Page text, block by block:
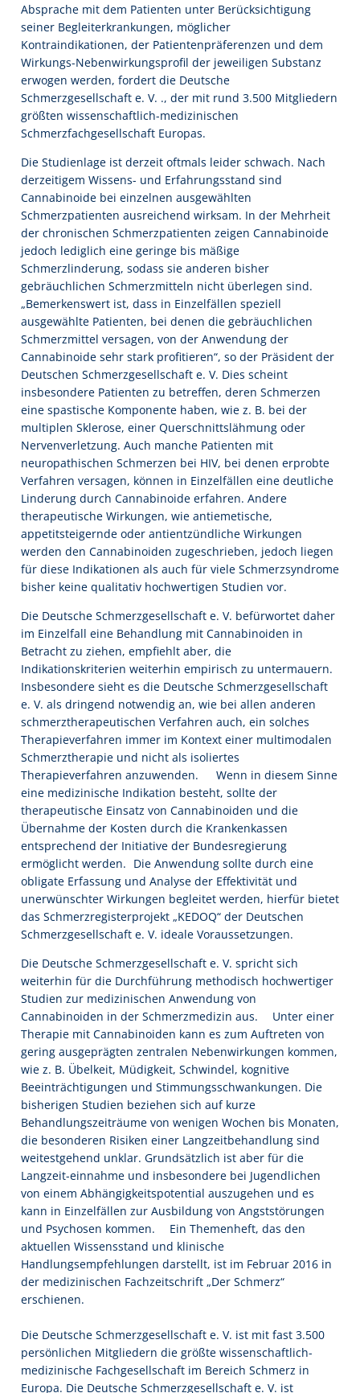
Absprache mit dem Patienten unter Berücksichtigung
seiner Begleiterkrankungen, möglicher
Kontraindikationen, der Patientenpräferenzen und dem
Wirkungs-Nebenwirkungsprofil der jeweiligen Substanz
erwogen werden, fordert die Deutsche
Schmerzgesellschaft e. V. ., der mit rund 3.500 Mitgliedern
größten wissenschaftlich-medizinischen
Schmerzfachgesellschaft Europas.
Die Studienlage ist derzeit oftmals leider schwach. Nach
derzeitigem Wissens- und Erfahrungsstand sind
Cannabinoide bei einzelnen ausgewählten
Schmerzpatienten ausreichend wirksam. In der Mehrheit
der chronischen Schmerzpatienten zeigen Cannabinoide
jedoch lediglich eine geringe bis mäßige
Schmerzlinderung, sodass sie anderen bisher
gebräuchlichen Schmerzmitteln nicht überlegen sind.
„Bemerkenswert ist, dass in Einzelfällen speziell
ausgewählte Patienten, bei denen die gebräuchlichen
Schmerzmittel versagen, von der Anwendung der
Cannabinoide sehr stark profitieren“, so der Präsident der
Deutschen Schmerzgesellschaft e. V. Dies scheint
insbesondere Patienten zu betreffen, deren Schmerzen
eine spastische Komponente haben, wie z. B. bei der
multiplen Sklerose, einer Querschnittslähmung oder
Nervenverletzung. Auch manche Patienten mit
neuropathischen Schmerzen bei HIV, bei denen erprobte
Verfahren versagen, können in Einzelfällen eine deutliche
Linderung durch Cannabinoide erfahren. Andere
therapeutische Wirkungen, wie antiemetische,
appetitsteigernde oder antientzündliche Wirkungen
werden den Cannabinoiden zugeschrieben, jedoch liegen
für diese Indikationen als auch für viele Schmerzsyndrome
bisher keine qualitativ hochwertigen Studien vor.
Die Deutsche Schmerzgesellschaft e. V. befürwortet daher
im Einzelfall eine Behandlung mit Cannabinoiden in
Betracht zu ziehen, empfiehlt aber, die
Indikationskriterien weiterhin empirisch zu untermauern.
Insbesondere sieht es die Deutsche Schmerzgesellschaft
e. V. als dringend notwendig an, wie bei allen anderen
schmerztherapeutischen Verfahren auch, ein solches
Therapieverfahren immer im Kontext einer multimodalen
Schmerztherapie und nicht als isoliertes
Therapieverfahren anzuwenden. Wenn in diesem Sinne
eine medizinische Indikation besteht, sollte der
therapeutische Einsatz von Cannabinoiden und die
Übernahme der Kosten durch die Krankenkassen
entsprechend der Initiative der Bundesregierung
ermöglicht werden. Die Anwendung sollte durch eine
obligate Erfassung und Analyse der Effektivität und
unerwünschter Wirkungen begleitet werden, hierfür bietet
das Schmerzregisterprojekt „KEDOQ“ der Deutschen
Schmerzgesellschaft e. V. ideale Voraussetzungen.
Die Deutsche Schmerzgesellschaft e. V. spricht sich
weiterhin für die Durchführung methodisch hochwertiger
Studien zur medizinischen Anwendung von
Cannabinoiden in der Schmerzmedizin aus. Unter einer
Therapie mit Cannabinoiden kann es zum Auftreten von
gering ausgeprägten zentralen Nebenwirkungen kommen,
wie z. B. Übelkeit, Müdigkeit, Schwindel, kognitive
Beeinträchtigungen und Stimmungsschwankungen. Die
bisherigen Studien beziehen sich auf kurze
Behandlungszeiträume von wenigen Wochen bis Monaten,
die besonderen Risiken einer Langzeitbehandlung sind
weitestgehend unklar. Grundsätzlich ist aber für die
Langzeit-einnahme und insbesondere bei Jugendlichen
von einem Abhängigkeitspotential auszugehen und es
kann in Einzelfällen zur Ausbildung von Angststörungen
und Psychosen kommen. Ein Themenheft, das den
aktuellen Wissensstand und klinische
Handlungsempfehlungen darstellt, ist im Februar 2016 in
der medizinischen Fachzeitschrift „Der Schmerz“
erschienen.
Die Deutsche Schmerzgesellschaft e. V. ist mit fast 3.500
persönlichen Mitgliedern die größte wissenschaftlich-
medizinische Fachgesellschaft im Bereich Schmerz in
Europa. Die Deutsche Schmerzgesellschaft e. V. ist